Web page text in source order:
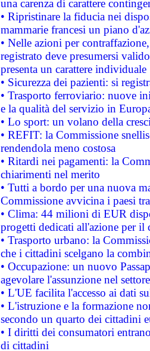
una carenza di carattere
• Ripristinare la fiducia nei
mammarie francesi un piano
• Nelle azioni per
registrato deve presumersi
presenta un carattere individuale
• Sicurezza dei pazienti: si
• Trasporto ferroviario: nuove
e la qualità del servizio in
• Lo sport: un volano della
• REFIT: la Commissione
rendendola meno costosa
• Ritardi nei pagamenti: la
chiarimenti nel merito
• Tutti a bordo per una nuova
Commissione avvicina i paesi
• Clima: 44 milioni di EUR
progetti dedicati all'azione per il
• Trasporto urbano: la
che i cittadini scelgano la
• Occupazione: un nuovo
agevolare l'assunzione nel
• L'UE facilita l'accesso ai dati
• L'istruzione e la formazione
secondo un quarto dei cittadini
• I diritti dei consumatori
di cittadini